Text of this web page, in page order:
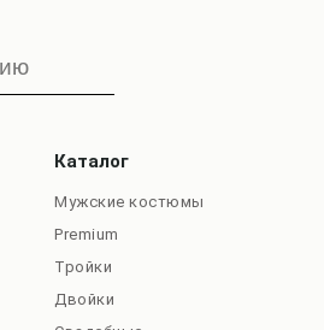
Каталог
Мужские костюмы
Premium
Тройки
Двойки